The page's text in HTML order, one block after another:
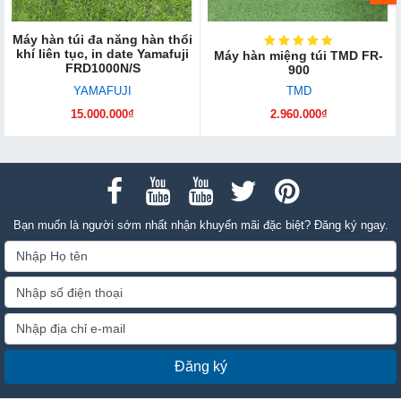
Máy hàn túi đa năng hàn thổi
khí liên tục, in date Yamafuji
FRD1000N/S
YAMAFUJI
15.000.000₫
Máy hàn miệng túi TMD FR-
900
TMD
2.960.000₫
Bạn muốn là người sớm nhất nhận khuyến mãi đặc biệt? Đăng ký ngay.
Đăng ký